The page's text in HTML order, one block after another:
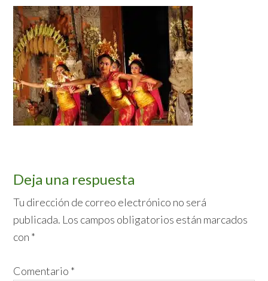
Interacciones
con
los
lectores
Deja una respuesta
Tu dirección de correo electrónico no será
publicada. Los campos obligatorios están marcados
con *
Comentario *